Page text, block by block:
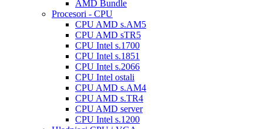
AMD Bundle
Procesori - CPU
CPU AMD s.AM5
CPU AMD sTR5
CPU Intel s.1700
CPU Intel s.1851
CPU Intel s.2066
CPU Intel ostali
CPU AMD s.AM4
CPU AMD s.TR4
CPU AMD server
CPU Intel s.1200